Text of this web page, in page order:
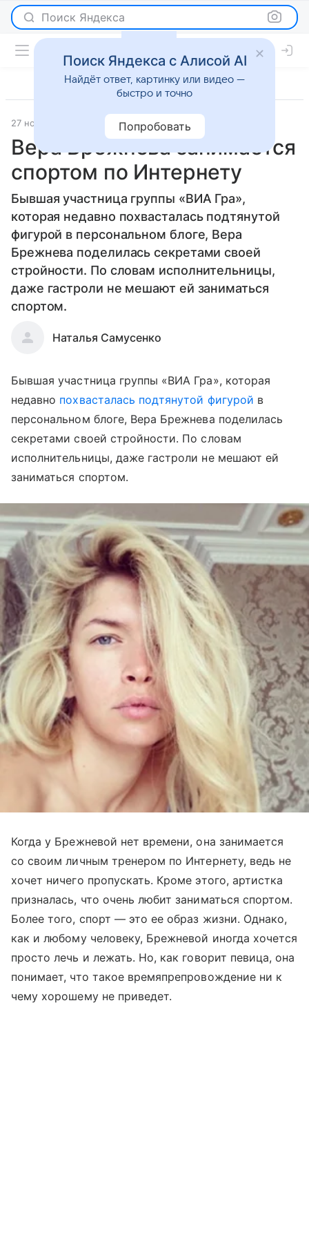
Поиск Яндекса
27 ноября 2013 Новости
Вера Брежнева занимается
спортом по Интернету
Бывшая участница группы «ВИА Гра»,
которая недавно похвасталась подтянутой
фигурой в персональном блоге, Вера
Брежнева поделилась секретами своей
стройности. По словам исполнительницы,
даже гастроли не мешают ей заниматься
спортом.
Наталья Самусенко
Бывшая участница группы «ВИА Гра», которая
недавно похвасталась подтянутой фигурой в
персональном блоге, Вера Брежнева поделилась
секретами своей стройности. По словам
исполнительницы, даже гастроли не мешают ей
заниматься спортом.
Когда у Брежневой нет времени, она занимается
со своим личным тренером по Интернету, ведь не
хочет ничего пропускать. Кроме этого, артистка
призналась, что очень любит заниматься спортом.
Более того, спорт — это ее образ жизни. Однако,
как и любому человеку, Брежневой иногда хочется
просто лечь и лежать. Но, как говорит певица, она
понимает, что такое времяпрепровождение ни к
чему хорошему не приведет.
Поиск Яндекса с Алисой AI
Найдёт ответ, картинку или видео —
быстро и точно
Попробовать